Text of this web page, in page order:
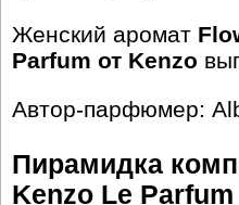
Женский аромат
Parfum от Kenzo
Автор-парфюмер:
Пирамидка
Kenzo Le Parfum